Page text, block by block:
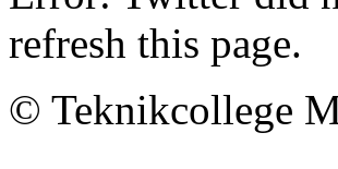
refresh this page.
© Teknikcollege